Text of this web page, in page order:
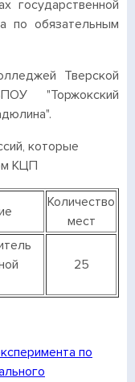
государственной
по обязательным
Тверской
"Торжокский
которые
КЦП
Количество
мест
25
по